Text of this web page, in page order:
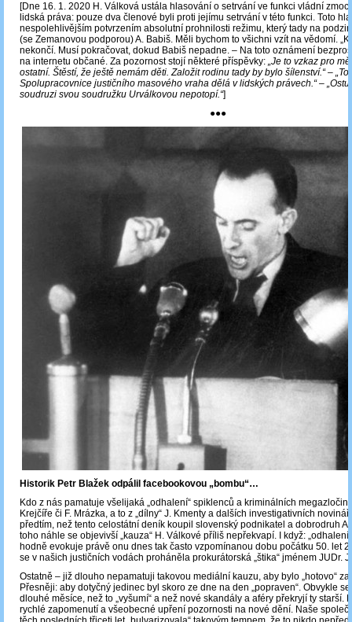
[Dne 16. 1. 2020 H. Válková ustála hlasování o setrvání ve funkci vládní
lidská práva: pouze dva členové byli proti jejímu setrvání v této funkci. Toto
nespolehlivějším potvrzením absolutní prohnilosti režimu, který tady na
(se Zemanovou podporou) A. Babiš. Měli bychom to všichni vzít na vědomí.
nekončí. Musí pokračovat, dokud Babiš nepadne. ‒ Na toto oznámení
na internetu občané. Za pozornost stojí některé příspěvky: „Je to vzkaz pro
ostatní. Štěstí, že ještě nemám děti. Založit rodinu tady by bylo šílenství.“ –
Spolupracovnice justičního masového vraha dělá v lidských právech.“ –
soudruzi svou soudružku Urválkovou nepotopí.“]
●●●
Historik Petr Blažek odpálil facebookovou „bombu“…
Kdo z nás pamatuje všelijaká „odhalení“ spiklenců a kriminálních
Krejčíře či F. Mrázka, a to z „dílny“ J. Kmenty a dalších investigativních
předtím, než tento celostátní deník koupil slovenský podnikatel a dobrodruh
toho náhle se objevivší „kauza“ H. Válkové příliš nepřekvapí. I když:
hodně evokuje právě onu dnes tak často vzpomínanou dobu počátku 50. let
se v našich justičních vodách proháněla prokurátorská „štika“ jménem JUDr.
Ostatně – již dlouho nepamatuji takovou mediální kauzu, aby bylo „hotovo“
Přesněji: aby dotyčný jedinec byl skoro ze dne na den „popraven“. Obvykle
dlouhé měsíce, než to „vyšumí“ a než nové skandály a aféry překryjí ty starší.
rychlé zapomenutí a všeobecné upření pozornosti na nové dění. Naše